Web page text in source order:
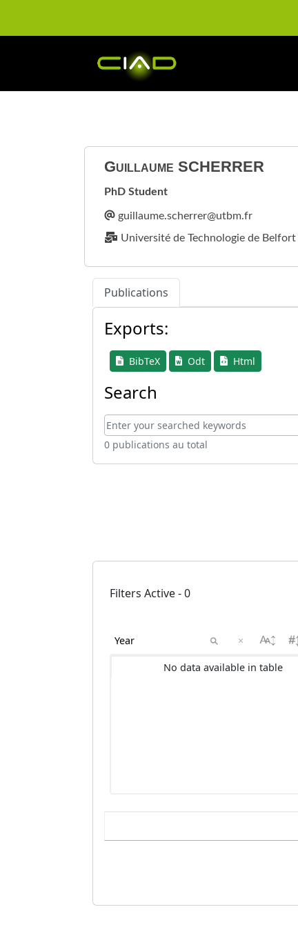
Guillaume SCHERRER
PhD Student
Université de Technologie de
Publications
Exports:
BibTeX Odt Html
Search
0 publications au total
Filters Active - 0
×
No data available in table